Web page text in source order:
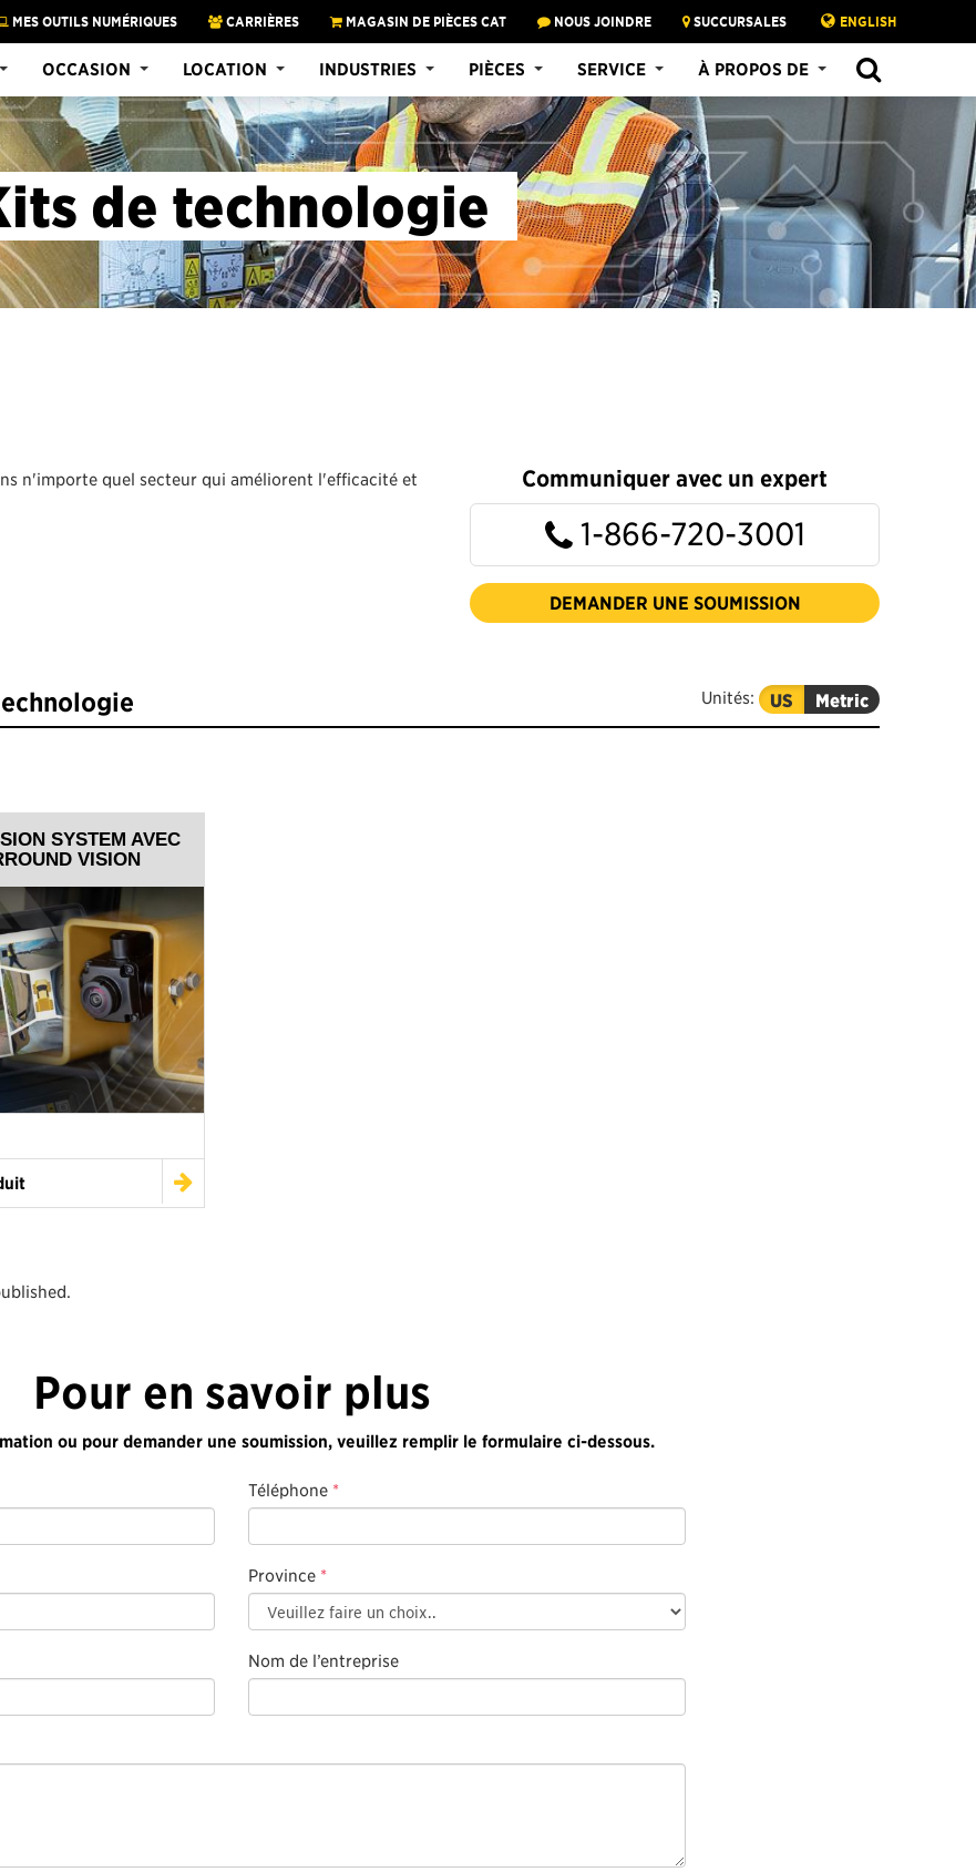
MES OUTILS NUMÉRIQUES CARRIÈRES MAGASIN DE PIÈCES CAT NOUS JOINDRE SUCCURSALES ENGLISH
OCCASION LOCATION INDUSTRIES PIÈCES SERVICE À PROPOS DE
de technologie
n'importe quel secteur qui améliorent l'efficacité et
Communiquer avec un expert
1-866-720-3001
DEMANDER UNE SOUMISSION
Unités: US Metric
SYSTEM AVEC
VISION
Pour en savoir plus
ou pour demander une soumission, veuillez remplir le formulaire ci-dessous.
Téléphone *
Province *
Nom de l’entreprise